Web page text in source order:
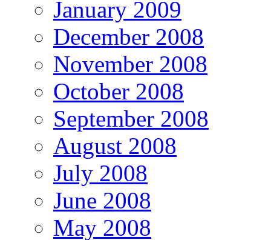
January 2009
December 2008
November 2008
October 2008
September 2008
August 2008
July 2008
June 2008
May 2008